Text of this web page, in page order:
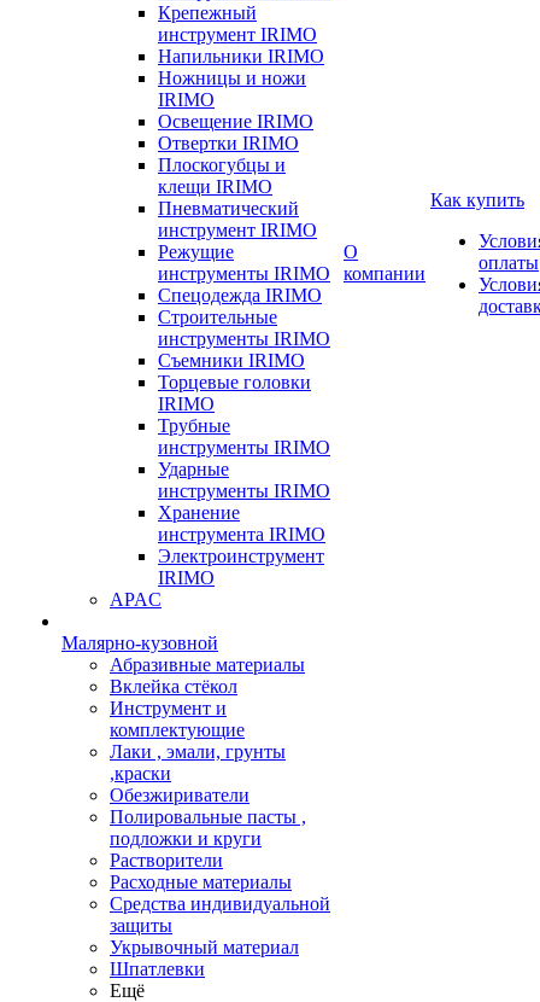
Крепежный
инструмент IRIMO
Напильники IRIMO
Ножницы и ножи
IRIMO
Освещение IRIMO
Отвертки IRIMO
Плоскогубцы и
клещи IRIMO
Пневматический
инструмент IRIMO
Режущие
инструменты IRIMO
Спецодежда IRIMO
Строительные
инструменты IRIMO
Съемники IRIMO
Торцевые головки
IRIMO
Трубные
инструменты IRIMO
Ударные
инструменты IRIMO
Хранение
инструмента IRIMO
Электроинструмент
IRIMO
APAC
Малярно-кузовной
Абразивные материалы
Вклейка стёкол
Инструмент и
комплектующие
Лаки , эмали, грунты
,краски
Обезжириватели
Полировальные пасты ,
подложки и круги
Растворители
Расходные материалы
Средства индивидуальной
защиты
Укрывочный материал
Шпатлевки
Ещё
О
компании
Как купить
оплаты